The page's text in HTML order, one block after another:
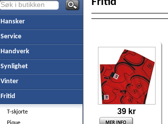
Hansker
Service
Handverk
Synlighet
Vinter
Fritid
T-skjorte
39 kr